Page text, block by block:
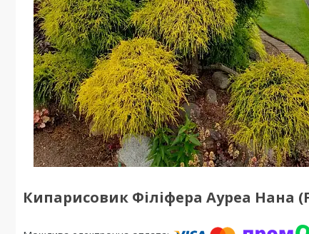
Кипарисовик Філіфера Ауреа Нана